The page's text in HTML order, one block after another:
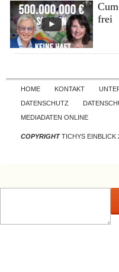
frei
HOME KONTAKT
DATENSCHUTZ
MEDIADATEN ONLINE
COPYRIGHTTICHYS EINBLICK